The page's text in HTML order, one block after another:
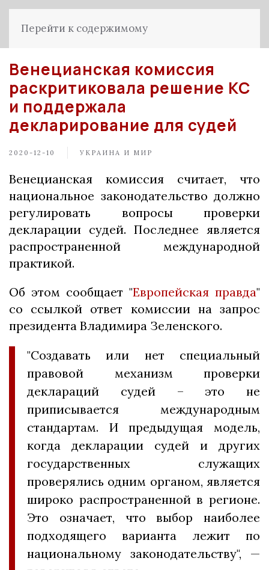
Перейти к содержимому
Венецианская комиссия
раскритиковала решение КС
и поддержала
декларирование для судей
2020-12-10 УКРАИНА И МИР
Венецианская комиссия считает, что
национальное законодательство должно
регулировать вопросы проверки
декларации судей. Последнее является
распространенной международной
практикой.
Об этом сообщает "Европейская правда"
со ссылкой ответ комиссии на запрос
президента Владимира Зеленского.
"Создавать или нет специальный
правовой механизм проверки
деклараций судей – это не
приписывается международным
стандартам. И предыдущая модель,
когда декларации судей и других
государственных служащих
проверялись одним органом, является
широко распространенной в регионе.
Это означает, что выбор наиболее
подходящего варианта лежит по
национальному законодательству", —